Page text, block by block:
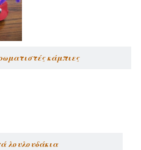
κάμπιες
λουλουδάκια